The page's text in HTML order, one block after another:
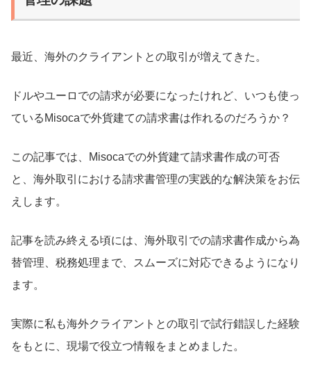
最近、海外のクライアントとの取引が増えてきた。
ドルやユーロでの請求が必要になったけれど、いつも使っ
ているMisocaで外貨建ての請求書は作れるのだろうか？
この記事では、Misocaでの外貨建て請求書作成の可否
と、海外取引における請求書管理の実践的な解決策をお伝
えします。
記事を読み終える頃には、海外取引での請求書作成から為
替管理、税務処理まで、スムーズに対応できるようになり
ます。
実際に私も海外クライアントとの取引で試行錯誤した経験
をもとに、現場で役立つ情報をまとめました。